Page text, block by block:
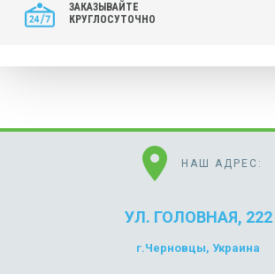
ЗАКАЗЫВАЙТЕ
КРУГЛОСУТОЧНО
location_on НАШ АДРЕС:
УЛ. ГОЛОВНАЯ, 222
г.Черновцы, Украина